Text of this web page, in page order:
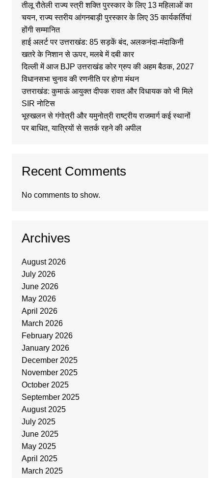
तीलू रौतेली राज्य स्त्री शक्ति पुरस्कार के लिए 13 महिलाओं का
चयन, राज्य स्तरीय आंगनबाड़ी पुरस्कार के लिए 35 कार्यकर्तियां
होंगी सम्मानित
हाई अलर्ट पर उत्तराखंड: 85 सड़कें बंद, अलकनंदा-मंदाकिनी
खतरे के निशान से ऊपर, मलबे में दबी कार
दिल्ली में आज BJP उत्तराखंड कोर ग्रुप की अहम बैठक, 2027
विधानसभा चुनाव की रणनीति पर होगा मंथन
उत्तराखंड: कुमाऊं आयुक्त दीपक रावत और विधायक को भी मिले
SIR नोटिस
भूस्खलन से गंगोत्री और यमुनोत्री राष्ट्रीय राजमार्ग कई स्थानों
पर बाधित, यात्रियों से सतर्क रहने की अपील
Recent Comments
No comments to show.
Archives
August 2026
July 2026
June 2026
May 2026
April 2026
March 2026
February 2026
January 2026
December 2025
November 2025
October 2025
September 2025
August 2025
July 2025
June 2025
May 2025
April 2025
March 2025